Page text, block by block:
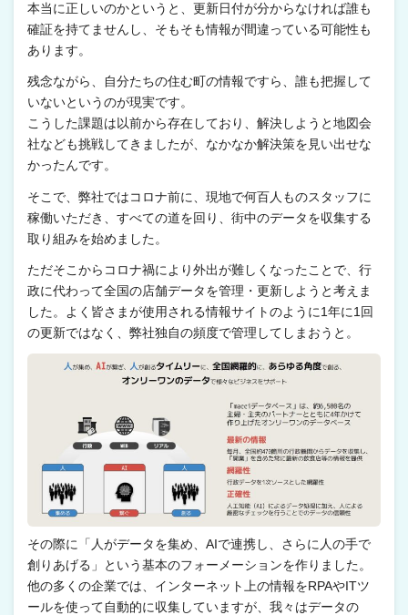
本当に正しいのかというと、更新日付が分からなければ誰も
確証を持てませんし、そもそも情報が間違っている可能性も
あります。
残念ながら、自分たちの住む町の情報ですら、誰も把握して
いないというのが現実です。
こうした課題は以前から存在しており、解決しようと地図会
社なども挑戦してきましたが、なかなか解決策を見い出せな
かったんです。
そこで、弊社ではコロナ前に、現地で何百人ものスタッフに
稼働いただき、すべての道を回り、街中のデータを収集する
取り組みを始めました。
ただそこからコロナ禍により外出が難しくなったことで、行
政に代わって全国の店舗データを管理・更新しようと考えま
した。よく皆さまが使用される情報サイトのように1年に1回
の更新ではなく、弊社独自の頻度で管理してしまおうと。
その際に「人がデータを集め、AIで連携し、さらに人の手で
創りあげる」という基本のフォーメーションを作りました。
他の多くの企業では、インターネット上の情報をRPAやITツ
ールを使って自動的に収集していますが、我々はデータの